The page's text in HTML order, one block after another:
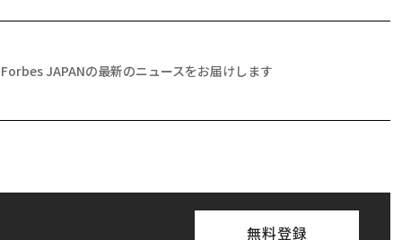
Forbes JAPANの最新のニュースをお届けします
無料登録